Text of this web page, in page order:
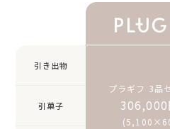
引き出物
プラギフ 3品
306,000
引菓子